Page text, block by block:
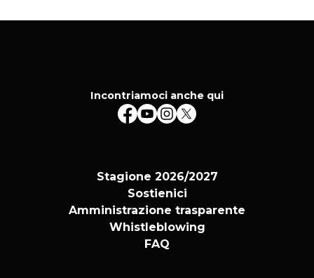
Incontriamoci anche qui
Stagione 2026/2027
Sostienici
Amministrazione trasparente
Whistleblowing
FAQ